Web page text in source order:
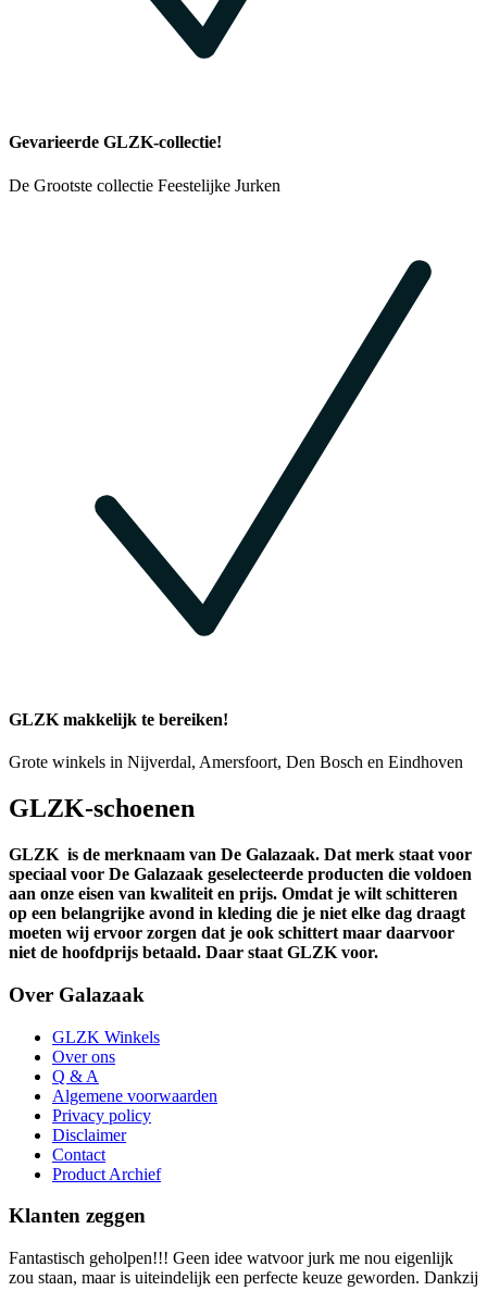
Gevarieerde GLZK-collectie!
De Grootste collectie Feestelijke Jurken
GLZK makkelijk te bereiken!
Grote winkels in Nijverdal, Amersfoort, Den Bosch en Eindhoven
GLZK-schoenen
GLZK is de merknaam van De Galazaak. Dat merk staat voor
speciaal voor De Galazaak geselecteerde producten die voldoen
aan onze eisen van kwaliteit en prijs. Omdat je wilt schitteren
op een belangrijke avond in kleding die je niet elke dag draagt
moeten wij ervoor zorgen dat je ook schittert maar daarvoor
niet de hoofdprijs betaald. Daar staat GLZK voor.
Over Galazaak
GLZK Winkels
Over ons
Q & A
Algemene voorwaarden
Privacy policy
Disclaimer
Contact
Product Archief
Klanten zeggen
Fantastisch geholpen!!! Geen idee watvoor jurk me nou eigenlijk
zou staan, maar is uiteindelijk een perfecte keuze geworden. Dankzij